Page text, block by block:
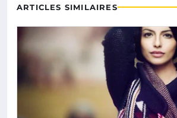
ARTICLES SIMILAIRES